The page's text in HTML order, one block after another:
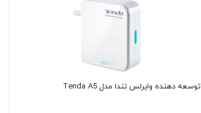
توسعه دهنده وایرلس تندا مدل Tenda A5